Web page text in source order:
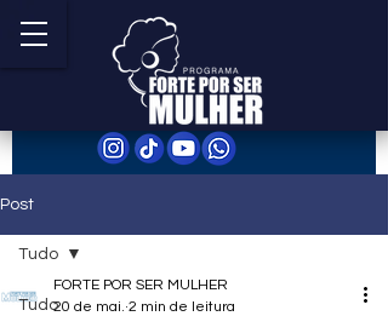
Post
Tudo
Tudo
FORTE POR SER MULHER
20 de mai. 2 min de leitura